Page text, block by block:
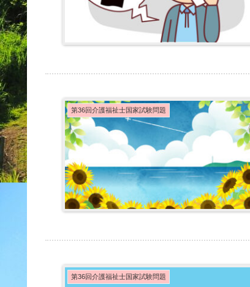
第36回介護福祉士国家試験問題
第36回介護福祉士国家試験問題